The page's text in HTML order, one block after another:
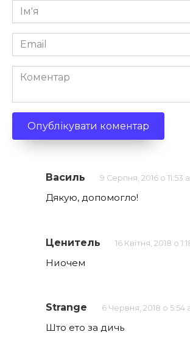
Ім'я
*
Email
*
Коментар
Василь 9 Серпня, 2016 о 11:53
Дякую, допомогло!
Ценитель 16 Квітня, 2018 о
Ниочем
Strange 6 Червня, 2018 о 5:54
Што ето за дичь